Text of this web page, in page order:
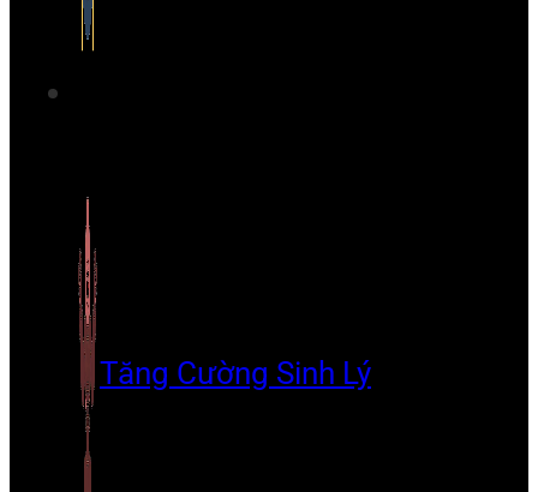
Tăng Cường Sinh Lý